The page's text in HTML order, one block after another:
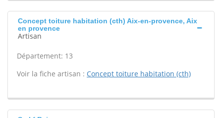
Concept toiture habitation (cth) Aix-en-provence, Aix
en provence
Artisan
Département: 13
Voir la fiche artisan : Concept toiture habitation (cth)